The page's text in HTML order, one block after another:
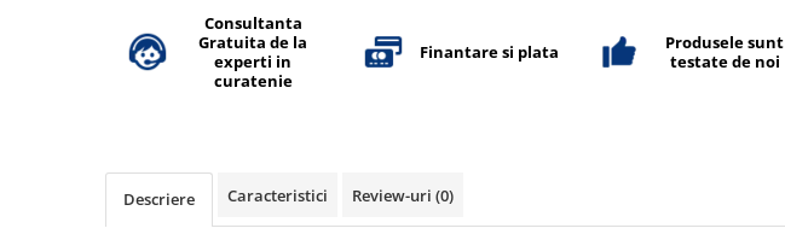
Dezinfectanti profesionali
Dezinfectanti maini
Dezinfectanti medicali profesionali
Dozatoare dezinfectanti
Dispensere acoperitoare colac wc
Consultanta
Gratuita de la
experti in
curatenie
Finantare si plata
Produsele sunt
testate de noi
Descriere Caracteristici Review-uri (0)